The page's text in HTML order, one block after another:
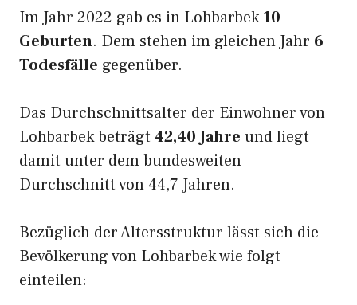
Im Jahr 2022 gab es in Lohbarbek10
Geburten. Dem stehen im gleichen Jahr 6
Todesfälle gegenüber.
Das Durchschnittsalter der Einwohner von
Lohbarbek beträgt 42,40 Jahre und liegt
damit unter dem bundesweiten
Durchschnitt von 44,7 Jahren.
Bezüglich der Altersstruktur lässt sich die
Bevölkerung von Lohbarbek wie folgt
einteilen: